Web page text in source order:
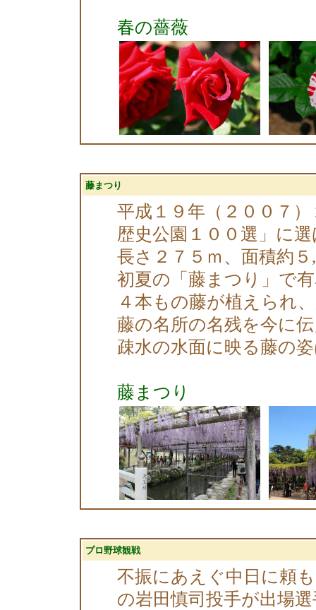
春の薔薇
藤まつり
平成１９年（２００７
歴史公園１００選」に
長さ２７５ｍ、面積約
初夏の「藤まつり」で
４本もの藤が植えられ
藤の名所の名残を今に
疎水の水面に映る藤の
藤まつり
プロ野球観戦
不振にあえぐ中日に頼
の岩田慎司投手が出場